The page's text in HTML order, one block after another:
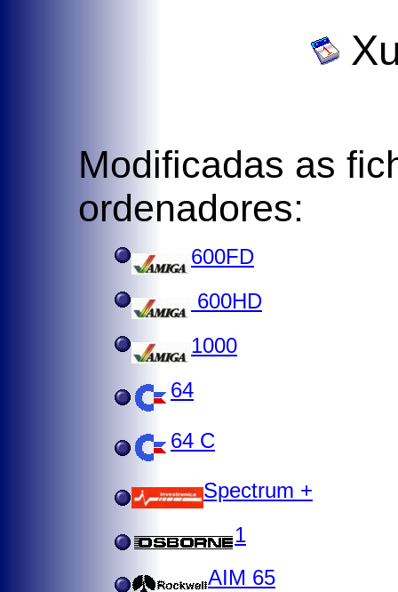
Modificadas as
ordenadores:
600FD
600HD
1000
64
64 C
Spectrum +
1
AIM 65